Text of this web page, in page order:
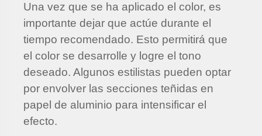
Una vez que se ha aplicado el color, es
importante dejar que actúe durante el
tiempo recomendado. Esto permitirá que
el color se desarrolle y logre el tono
deseado. Algunos estilistas pueden optar
por envolver las secciones teñidas en
papel de aluminio para intensificar el
efecto.